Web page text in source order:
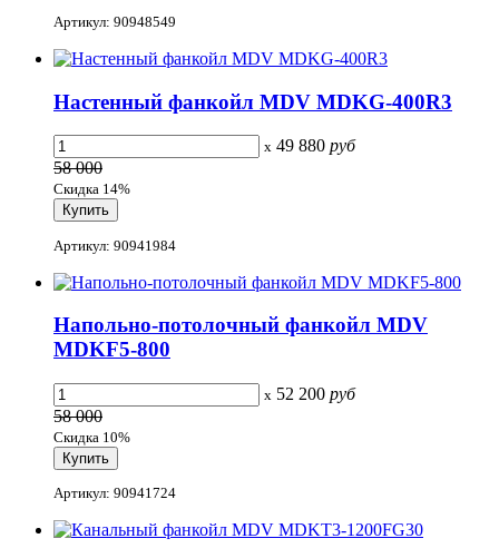
Артикул: 90948549
Настенный фанкойл MDV MDKG-400R3
x 49 880 руб
58 000
Скидка 14%
Артикул: 90941984
Напольно-потолочный фанкойл MDV
MDKF5-800
x 52 200 руб
58 000
Скидка 10%
Артикул: 90941724